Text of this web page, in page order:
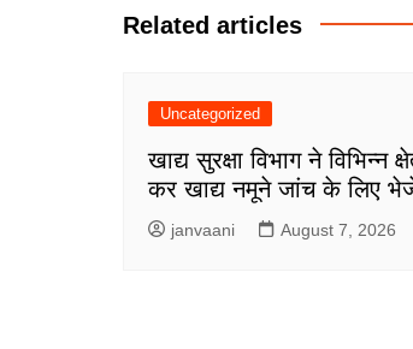
Related articles
Uncategorized
खाद्य सुरक्षा विभाग ने विभिन्न
कर खाद्य नमूने जांच के लिए
janvaani August 7, 2026